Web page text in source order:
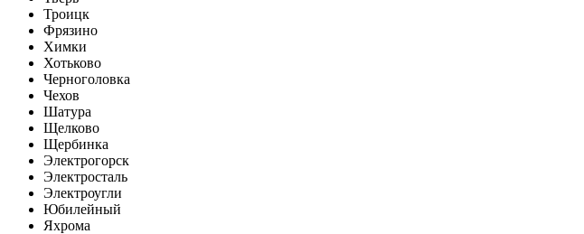
Троицк
Фрязино
Химки
Хотьково
Черноголовка
Чехов
Шатура
Щелково
Щербинка
Электрогорск
Электросталь
Электроугли
Юбилейный
Яхрома